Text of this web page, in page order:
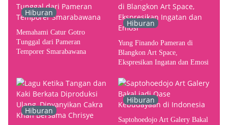
Hiburan
Memahami Catur Gotro
Tunggal dari Pameran
Temporer Smarabawana
Hiburan
Yung Finando Pameran di
Blangkon Art Space,
Ekspresikan Ingatan dan Emosi
Hiburan
Hiburan
Saptohoedojo Art Galery Bakal